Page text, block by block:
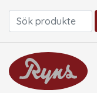
Sök efter: